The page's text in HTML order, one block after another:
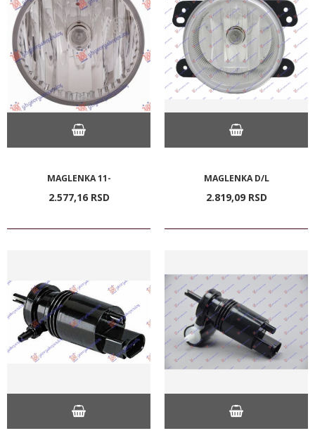
MAGLENKA 11-
2.577,16 RSD
MAGLENKA D/L
2.819,09 RSD